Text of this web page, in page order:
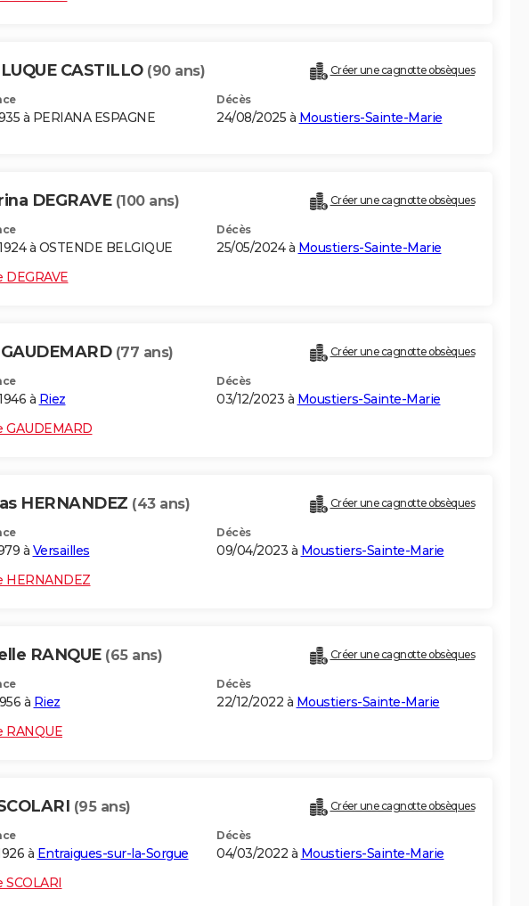
CASTILLO (90 ans) Créer une cagnotte obsèques
à PERIANA ESPAGNE
Décès
24/08/2025 à Moustiers-Sainte-Marie
DEGRAVE (100 ans) Créer une cagnotte obsèques
à OSTENDE BELGIQUE
Décès
25/05/2024 à Moustiers-Sainte-Marie
DEGRAVE
(77 ans) Créer une cagnotte obsèques
à Riez
Décès
03/12/2023 à Moustiers-Sainte-Marie
GAUDEMARD
HERNANDEZ (43 ans) Créer une cagnotte obsèques
à Versailles
Décès
09/04/2023 à Moustiers-Sainte-Marie
HERNANDEZ
RANQUE (65 ans) Créer une cagnotte obsèques
à Riez
Décès
22/12/2022 à Moustiers-Sainte-Marie
RANQUE
(95 ans) Créer une cagnotte obsèques
à Entraigues-sur-la-Sorgue
Décès
04/03/2022 à Moustiers-Sainte-Marie
SCOLARI